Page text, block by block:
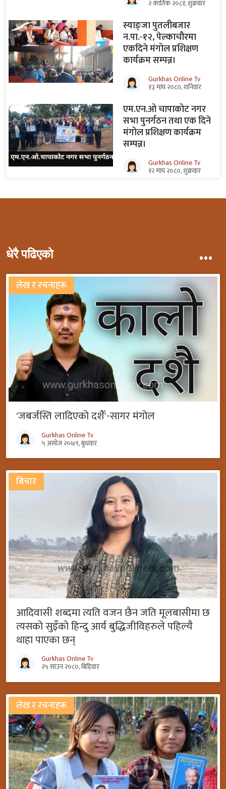
२ कार्तिक २०८१, शुक्रवार
स्याङ्जा पुतलीबजार
न.पा.-१२, पेल्काचौरमा
एकदिने मंगोल प्रशिक्षण
कार्यक्रम सम्पन्न।
Gurkhas Online Tv
१३ माघ २०८०, शनिवार
एम.एन.ओ चापाकोट नगर
सभा पुनर्गठन तथा एक दिने
मंगोल प्रशिक्षण कार्यक्रम
सम्पन्न।
Gurkhas Online Tv
१२ माघ २०८०, शुक्रवार
धेरै पढिएको ...
लेख र रचनाहरू
'जबर्जस्ति लादिएको दशैँ'-सागर मंगोल
Gurkhas Online Tv
५ असोज २०७९, बुधवार
बिचार
आदिवासी शब्दमा त्यति वजन छैन जति मूलबासीमा छ
त्यसको सुइँको हिन्दु आर्य बुद्धिजीविहरुले पहिल्यै
थाहा पाएका छन्
Gurkhas Online Tv
२५ साउन २०८०, बिहिवार
लेख र रचनाहरू